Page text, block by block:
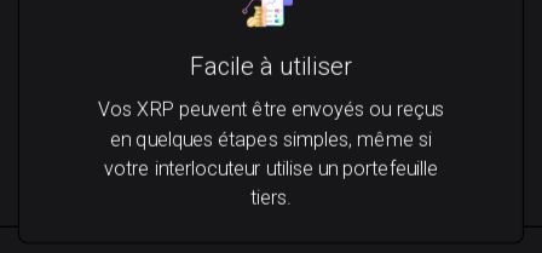
Facile à utiliser
Vos XRP peuvent être envoyés ou reçus
en quelques étapes simples, même si
votre interlocuteur utilise un portefeuille
tiers.